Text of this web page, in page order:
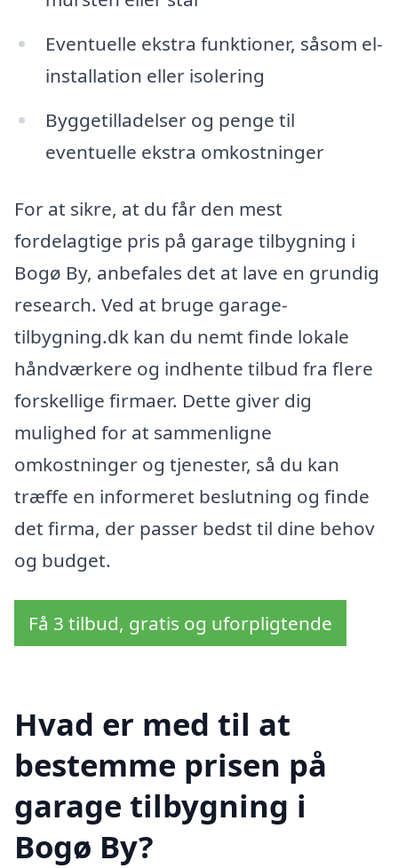
Eventuelle ekstra funktioner, såsom el-
installation eller isolering
Byggetilladelser og penge til
eventuelle ekstra omkostninger
For at sikre, at du får den mest
fordelagtige pris på garage tilbygning i
Bogø By, anbefales det at lave en grundig
research. Ved at bruge garage-
tilbygning.dk kan du nemt finde lokale
håndværkere og indhente tilbud fra flere
forskellige firmaer. Dette giver dig
mulighed for at sammenligne
omkostninger og tjenester, så du kan
træffe en informeret beslutning og finde
det firma, der passer bedst til dine behov
og budget.
Få 3 tilbud, gratis og uforpligtende
Hvad er med til at
bestemme prisen på
garage tilbygning i
Bogø By?